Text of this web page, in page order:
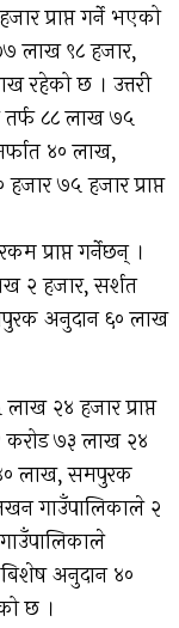
प्राप्त गर्ने भएको
लाख ९८ हजार,
रहेको छ । उत्तरी
तर्फ ८८ लाख ७५
४० लाख,
७५ हजार प्राप्त
प्राप्त गर्नेछन् ।
२ हजार, सर्शत
अनुदान ६० लाख
२४ हजार प्राप्त
७३ लाख २४
लाख, समपुरक
गाउँपालिकाले २
अनुदान ४०
छ ।